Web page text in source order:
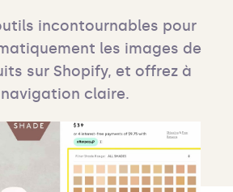
incontournables pour
les images de
sur Shopify, et offrez à
claire.